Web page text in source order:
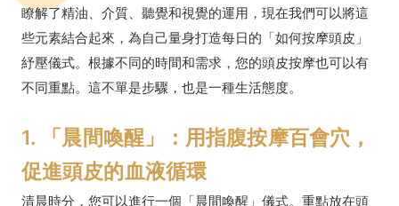
瞭解了精油、介質、聽覺和視覺的運用，現在我們可以將這
些元素結合起來，為自己量身打造每日的「如何按摩頭皮」
紓壓儀式。根據不同的時間和需求，您的頭皮按摩也可以有
不同重點。這不單是步驟，也是一種生活態度。
1. 「晨間喚醒」：用指腹按摩百會穴，
促進頭皮的血液循環
清晨時分，您可以進行一個「晨間喚醒」儀式。重點放在頭